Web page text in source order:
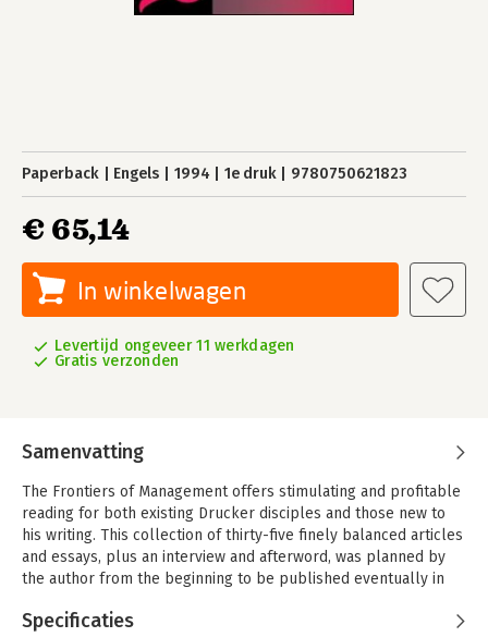
Paperback Engels 1994 1e druk 9780750621823
€ 65,14
In winkelwagen
Levertijd ongeveer 11 werkdagen
Gratis verzonden
Samenvatting
The Frontiers of Management offers stimulating and profitable
reading for both existing Drucker disciples and those new to
his writing. This collection of thirty-five finely balanced articles
and essays, plus an interview and afterword, was planned by
the author from the beginning to be published eventually in
challenges of tomorrow that face the executive today. What
Specificaties